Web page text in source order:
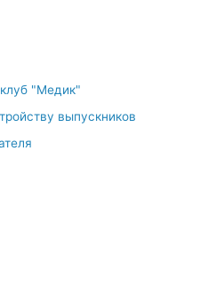
"Медик"
выпускников